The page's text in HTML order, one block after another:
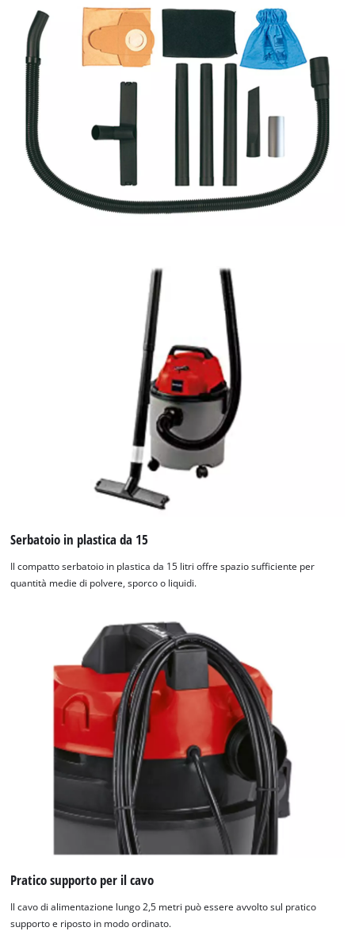
Serbatoio in plastica da 15
Il compatto serbatoio in plastica da 15 litri offre spazio sufficiente per
quantità medie di polvere, sporco o liquidi.
Pratico supporto per il cavo
Il cavo di alimentazione lungo 2,5 metri può essere avvolto sul pratico
supporto e riposto in modo ordinato.